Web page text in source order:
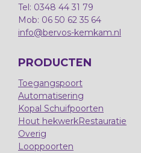
Tel: 0348 44 31 79
Mob: 06 50 62 35 64
info@bervos-kemkam.nl
PRODUCTEN
Toegangspoort
Automatisering
Kopal Schuifpoorten
Hout hekwerkRestauratie
Overig
Looppoorten